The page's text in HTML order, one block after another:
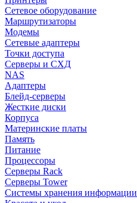
Сетевое оборудование
Маршрутизаторы
Модемы
Сетевые адаптеры
Точки доступа
Серверы и СХД
NAS
Адаптеры
Блейд-серверы
Жесткие диски
Корпуса
Материнские платы
Память
Питание
Процессоры
Серверы Rack
Серверы Tower
Системы хранения информации